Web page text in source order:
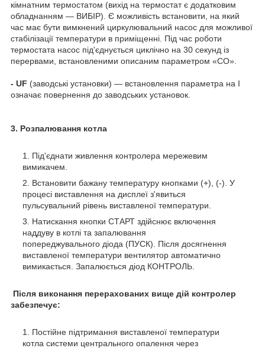
кімнатним термостатом (вихід на термостат є додатковим
обладнанням — ВИБІР). Є можливість встановити, на який
час має бути вимкнений циркулювальний насос для можливої
стабілізації температури в приміщенні. Під час роботи
термостата насос під'єднується циклічно на 30 секунд із
перервами, встановленими описаним параметром «СО».
- UF (заводські установки) — встановлення параметра на І
означає повернення до заводських установок.
3. Розпалювання котла
Під'єднати живлення контролера мережевим
вимикачем.
Встановити бажану температуру кнопками (+), (-). У
процесі виставлення на дисплеї з'явиться
пульсувальний рівень виставленої температури.
Натискання кнопки СТАРТ здійснює включення
наддуву в котлі та запалювання
попереджувального діода (ПУСК). Після досягнення
виставленої температури вентилятор автоматично
вимикається. Запалюється діод КОНТРОЛЬ.
Після виконання перерахованих вище дій контролер
забезпечує:
Постійне підтримання виставленої температури
котла системи центрального опалення через